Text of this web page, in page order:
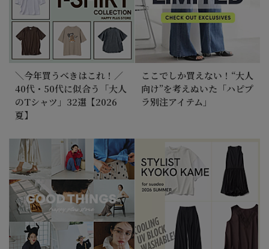
＼今年買うべきはこれ！／
40代・50代に似合う「大人
のTシャツ」32選【2026
夏】
ここでしか買えない！“大人
向け”を考えぬいた「ハピプ
ラ別注アイテム」